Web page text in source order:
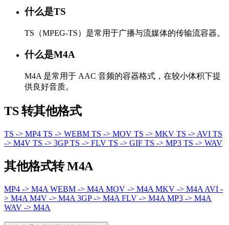
什么是TS
TS（MPEG-TS）是常用于广播与流媒体的传输流容器。
什么是M4A
M4A 是常用于 AAC 音频的容器格式，在较小体积下提
供良好音质。
TS 转其他格式
TS -> MP4 TS -> WEBM TS -> MOV TS -> MKV TS -> AVI TS
-> M4V TS -> 3GPTS -> FLV TS -> GIF TS -> MP3 TS -> WAV
其他格式转 M4A
MP4 -> M4A WEBM -> M4A MOV -> M4A MKV -> M4A AVI -
> M4A M4V -> M4A 3GP -> M4A FLV -> M4A MP3 -> M4A
WAV -> M4A